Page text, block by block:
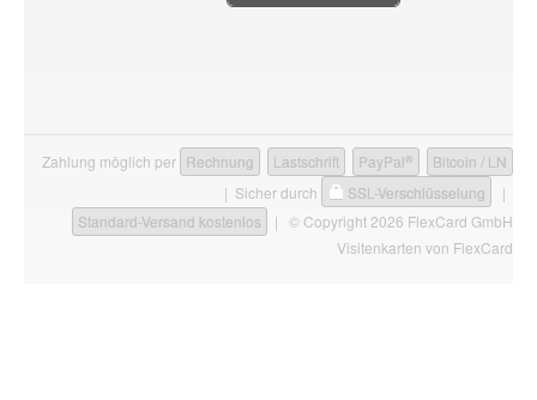
Zahlung möglich per Rechnung Lastschrift PayPal ®
Bitcoin / LN
| Sicher durch
SSL-Verschlüsselung
|
Standard-Versand kostenlos
| © Copyright 2026 FlexCard GmbH
Visitenkarten von FlexCard